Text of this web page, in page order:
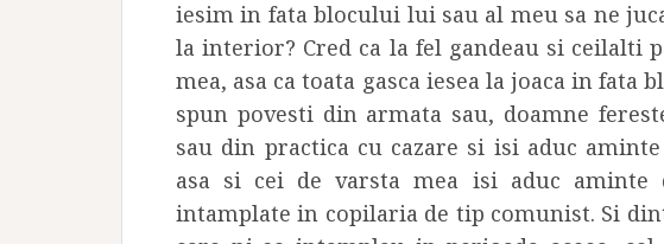
iesim in fata blocului lui sau al meu sa ne
la interior? Cred ca la fel gandeau si ceilalti
mea, asa ca toata gasca iesea la joaca in fata
spun povesti din armata sau, doamne
sau din practica cu cazare si isi aduc
asa si cei de varsta mea isi aduc aminte
intamplate in copilaria de tip comunist. Si